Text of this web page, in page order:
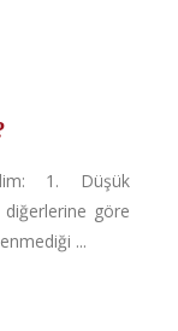
1. Düşük
diğerlerine göre
...